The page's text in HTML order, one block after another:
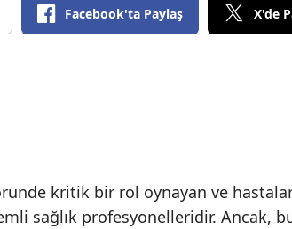
Facebook'ta Paylaş X'de
kritik bir rol oynayan ve
sağlık profesyonelleridir. Ancak,